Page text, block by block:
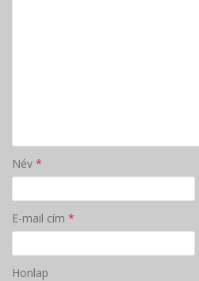
Név *
E-mail cím *
Honlap